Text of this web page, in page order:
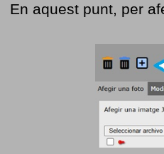
En aquest punt, per